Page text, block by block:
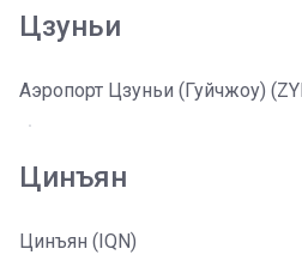
Цзуньи
Аэропорт Цзуньи (Гуйчжоу)
Цинъян
Цинъян (IQN)